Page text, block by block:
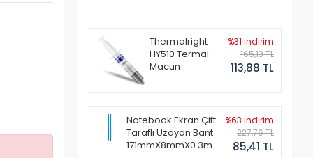
Thermalright
HY510 Termal
Macun
%31 indirim
165,13 TL
113,88 TL
Notebook Ekran Çift
Taraflı Uzayan Bant
171mmX8mmX0.3mm
%63 indirim
227,76 TL
85,41 TL